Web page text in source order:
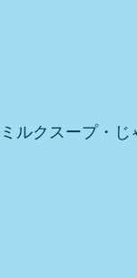
ルクスープ・